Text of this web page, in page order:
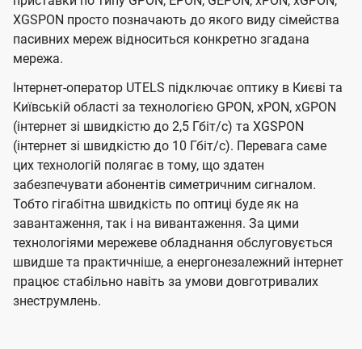
XGSPON просто позначають до якого виду сімейства
пасивних мереж відноситься конкретно згадана
мережа.
Інтернет-оператор UTELS підключає оптику в Києві та
Київській області за технологією GPON, xPON, xGPON
(інтернет зі швидкістю до 2,5 Гбіт/с) та XGSPON
(інтернет зі швидкістю до 10 Гбіт/с). Перевага саме
цих технологій полягає в тому, що здатен
забезпечувати абонентів симетричним сигналом.
Тобто гігабітна швидкість по оптиці буде як на
завантаження, так і на вивантаження. За цими
технологіями мережеве обладнання обслуговується
швидше та практичніше, а енергонезалежний інтернет
працює стабільно навіть за умови довготривалих
знеструмлень.